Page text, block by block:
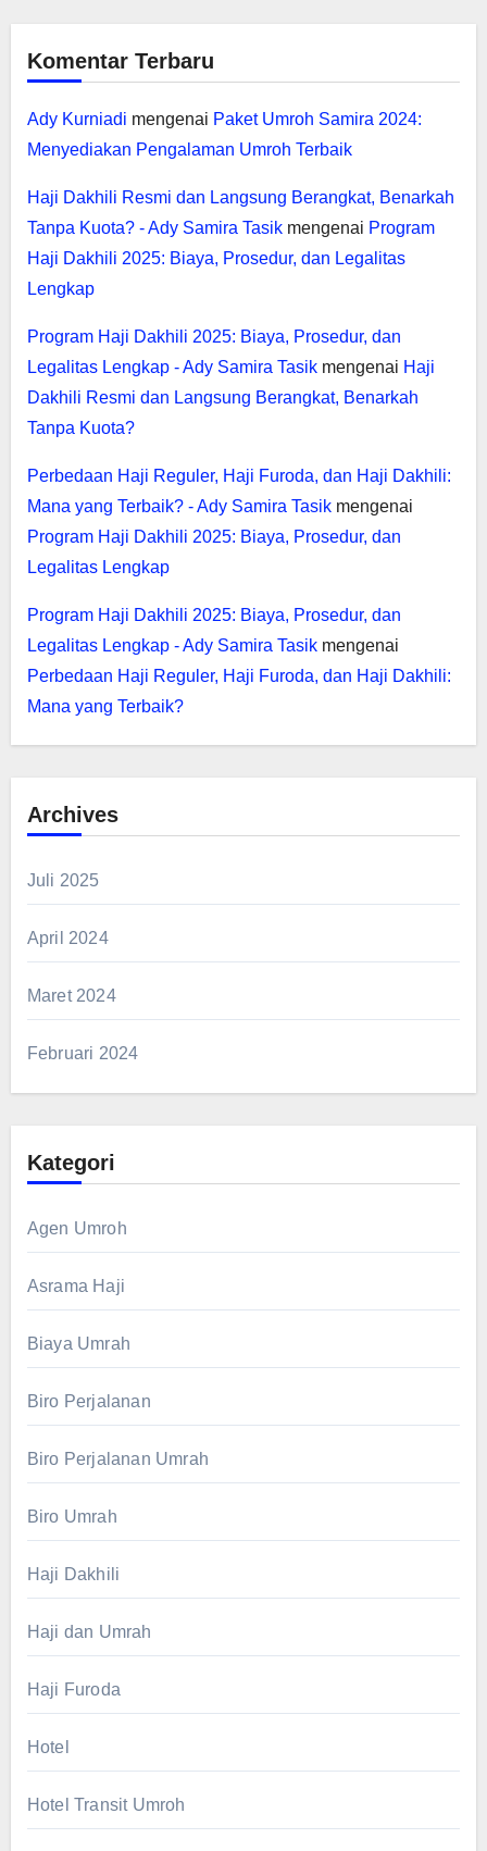
Komentar Terbaru
Ady Kurniadi mengenai Paket Umroh Samira 2024:
Menyediakan Pengalaman Umroh Terbaik
Haji Dakhili Resmi dan Langsung Berangkat, Benarkah
Tanpa Kuota? - Ady Samira Tasikmengenai Program
Haji Dakhili 2025: Biaya, Prosedur, dan Legalitas
Lengkap
Program Haji Dakhili 2025: Biaya, Prosedur, dan
Legalitas Lengkap - Ady Samira Tasikmengenai Haji
Dakhili Resmi dan Langsung Berangkat, Benarkah
Tanpa Kuota?
Perbedaan Haji Reguler, Haji Furoda, dan Haji Dakhili:
Mana yang Terbaik? - Ady Samira Tasikmengenai
Program Haji Dakhili 2025: Biaya, Prosedur, dan
Legalitas Lengkap
Program Haji Dakhili 2025: Biaya, Prosedur, dan
Legalitas Lengkap - Ady Samira Tasikmengenai
Perbedaan Haji Reguler, Haji Furoda, dan Haji Dakhili:
Mana yang Terbaik?
Archives
Juli 2025
April 2024
Maret 2024
Februari 2024
Kategori
Agen Umroh
Asrama Haji
Biaya Umrah
Biro Perjalanan
Biro Perjalanan Umrah
Biro Umrah
Haji Dakhili
Haji dan Umrah
Haji Furoda
Hotel
Hotel Transit Umroh